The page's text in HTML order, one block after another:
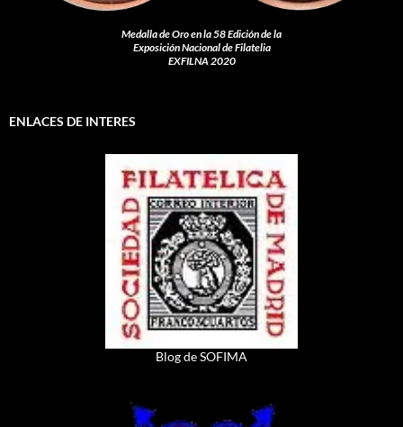
Medalla de Oro en la 58 Edición de la
Exposición Nacional de Filatelia
EXFILNA 2020
ENLACES DE INTERES
Blog de SOFIMA